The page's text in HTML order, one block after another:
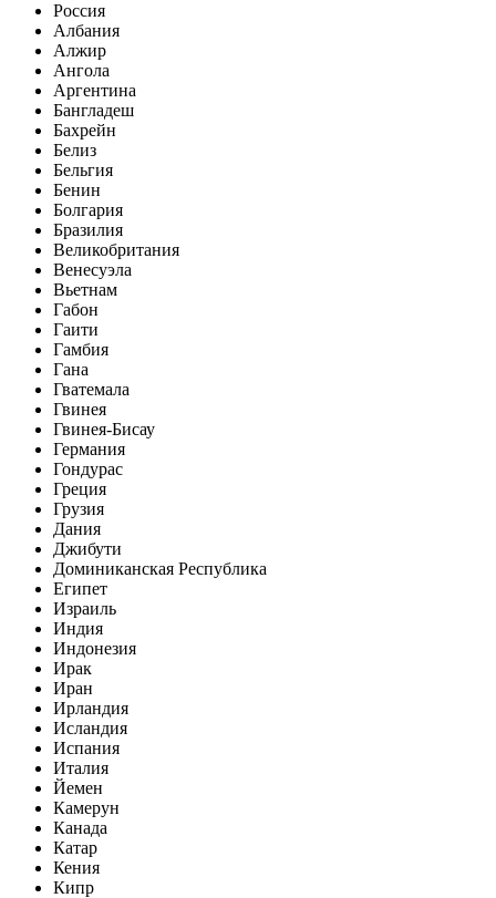
Россия
Албания
Алжир
Ангола
Аргентина
Бангладеш
Бахрейн
Белиз
Бельгия
Бенин
Болгария
Бразилия
Великобритания
Венесуэла
Вьетнам
Габон
Гаити
Гамбия
Гана
Гватемала
Гвинея
Гвинея-Бисау
Германия
Гондурас
Греция
Грузия
Дания
Джибути
Доминиканская Республика
Египет
Израиль
Индия
Индонезия
Ирак
Иран
Ирландия
Исландия
Испания
Италия
Йемен
Камерун
Канада
Катар
Кения
Кипр